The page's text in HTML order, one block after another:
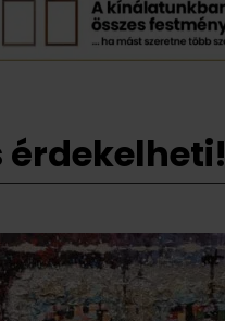
érdekelheti!